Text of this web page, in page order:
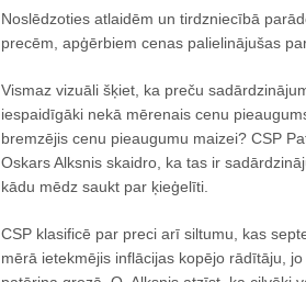
Noslēdzoties atlaidēm un tirdzniecībā
precēm, apģērbiem cenas palielinājušas
Vismaz vizuāli šķiet, ka preču
iespaidīgāki nekā mērenais cenu
bremzējis cenu pieaugumu maizei? CSP
Oskars Alksnis skaidro, ka tas ir
kādu mēdz saukt par ķieģelīti.
CSP klasificē par preci arī siltumu, kas
mērā ietekmējis inflācijas kopējo rādītāju,